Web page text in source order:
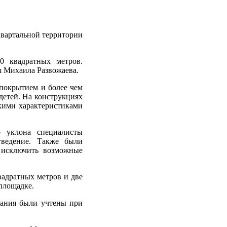
территории
квадратных метров.
Михаила Развожаева.
и более чем
На конструкциях
характеристиками
уклона специалисты
Также были
возможные
метров и две
были учтены при